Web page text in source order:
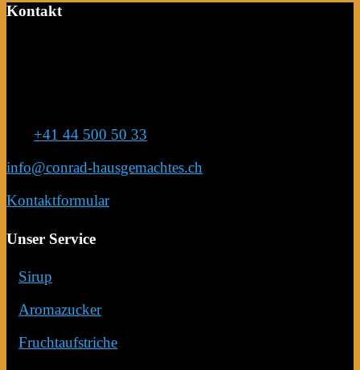
Kontakt
+41 44 500 50 33
info@conrad-hausgemachtes.ch
Kontaktformular
Unser Service
Sirup
Aromazucker
Fruchtaufstriche